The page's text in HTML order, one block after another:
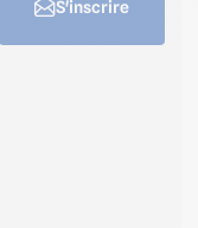
S'inscrire